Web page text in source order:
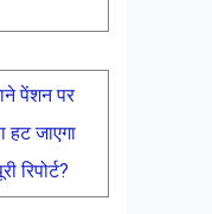
पेंशन पर
हट जाएगा
रिपोर्ट?